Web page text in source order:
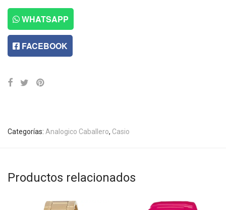
WHATSAPP
FACEBOOK
Categorías: Analogico Caballero, Casio
Productos relacionados